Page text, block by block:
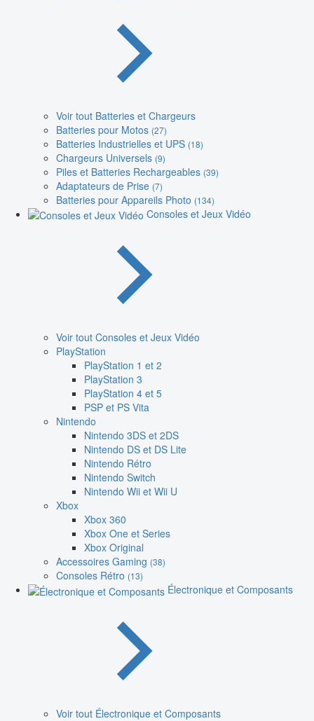
Voir tout Batteries et Chargeurs
Batteries pour Motos (27)
Batteries Industrielles et UPS (18)
Chargeurs Universels (9)
Piles et Batteries Rechargeables (39)
Adaptateurs de Prise (7)
Batteries pour Appareils Photo (134)
Consoles et Jeux Vidéo
Voir tout Consoles et Jeux Vidéo
PlayStation
PlayStation 1 et 2
PlayStation 3
PlayStation 4 et 5
PSP et PS Vita
Nintendo
Nintendo 3DS et 2DS
Nintendo DS et DS Lite
Nintendo Rétro
Nintendo Switch
Nintendo Wii et Wii U
Xbox
Xbox 360
Xbox One et Series
Xbox Original
Accessoires Gaming (38)
Consoles Rétro (13)
Électronique et Composants
Voir tout Électronique et Composants